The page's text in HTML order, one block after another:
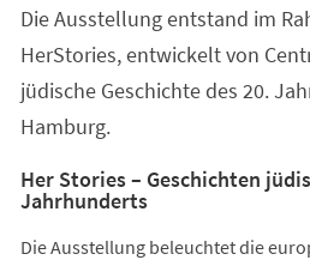
Die Ausstellung entstand im
HerStories, entwickelt von
jüdische Geschichte des 20.
Hamburg.
Her Stories – Geschichten
Jahrhunderts
Die Ausstellung beleuchtet die